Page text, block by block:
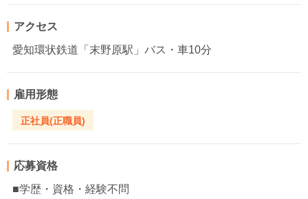
アクセス
愛知環状鉄道「末野原駅」バス・車10分
雇用形態
正社員(正職員)
応募資格
■学歴・資格・経験不問